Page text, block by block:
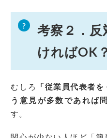
考察２．
ければOK？
むしろ
「従業員代表者
う意見が多数であれば
す。